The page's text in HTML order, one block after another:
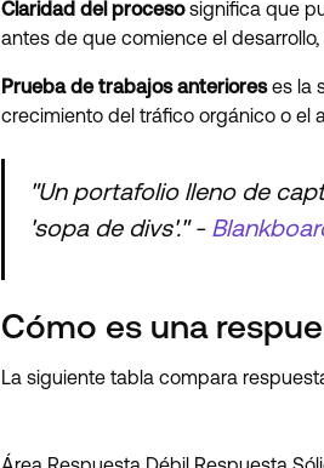
Claridad del procesosignifica que
antes de que comience el
Prueba de trabajos anterioreses la
crecimiento del tráfico orgánico o el
"Un portafolio lleno de
'sopa de divs'." -
Cómo es una
La siguiente tabla compara